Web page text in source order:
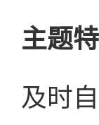
主题
及时